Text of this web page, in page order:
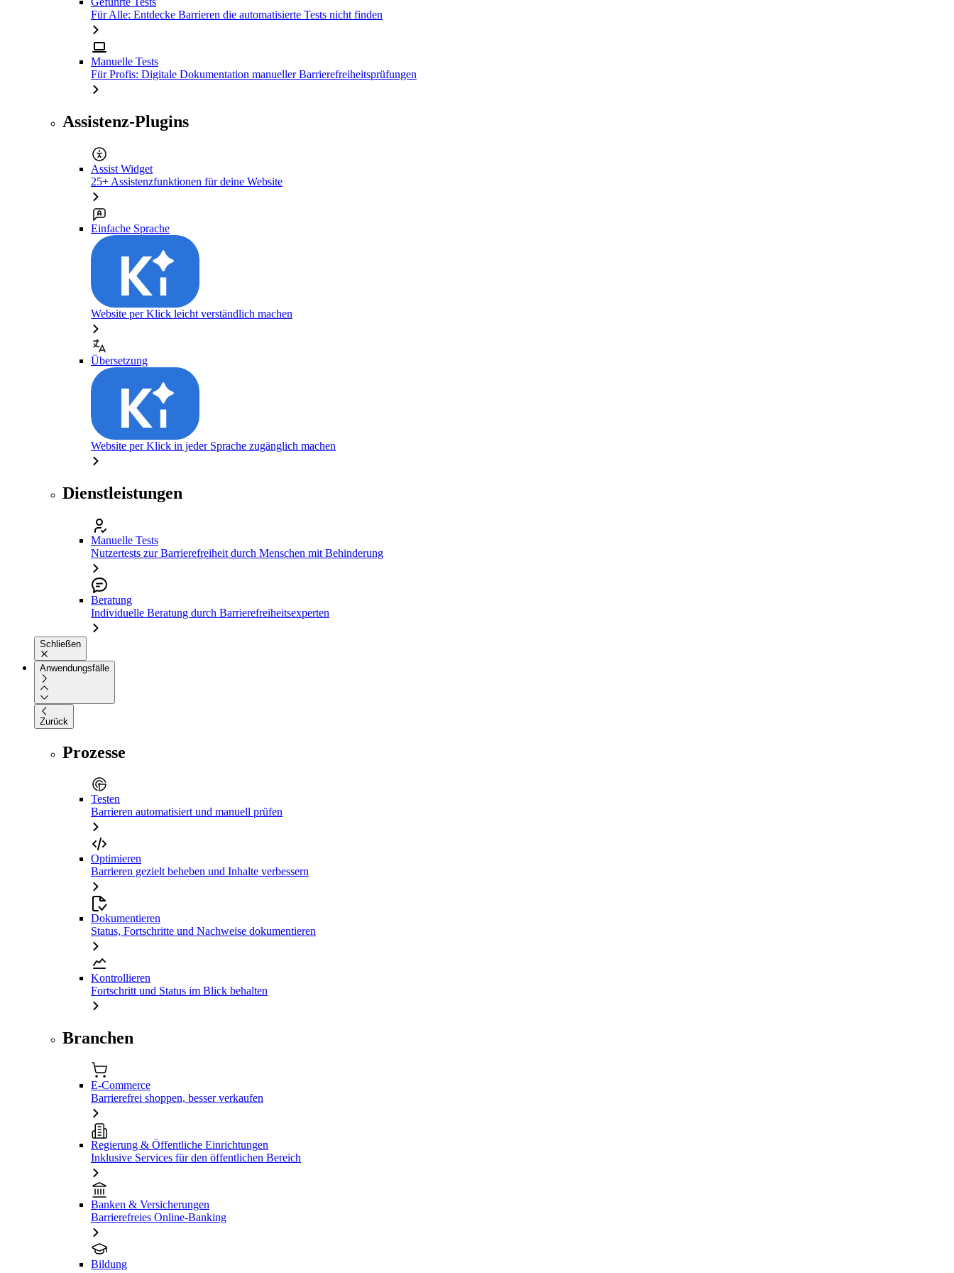
Für Alle: Entdecke Barrieren die automatisierte Tests nicht finden
Manuelle Tests
Für Profis: Digitale Dokumentation manueller Barrierefreiheitsprüfungen
Assistenz-Plugins
Assist Widget
25+ Assistenzfunktionen für deine Website
Einfache Sprache
Website per Klick leicht verständlich machen
Übersetzung
Website per Klick in jeder Sprache zugänglich machen
Dienstleistungen
Manuelle Tests
Nutzertests zur Barrierefreiheit durch Menschen mit Behinderung
Beratung
Individuelle Beratung durch Barrierefreiheitsexperten
Schließen
Anwendungsfälle
Zurück
Prozesse
Testen
Barrieren automatisiert und manuell prüfen
Optimieren
Barrieren gezielt beheben und Inhalte verbessern
Dokumentieren
Status, Fortschritte und Nachweise dokumentieren
Kontrollieren
Fortschritt und Status im Blick behalten
Branchen
E-Commerce
Barrierefrei shoppen, besser verkaufen
Regierung & Öffentliche Einrichtungen
Inklusive Services für den öffentlichen Bereich
Banken & Versicherungen
Barrierefreies Online-Banking
Bildung